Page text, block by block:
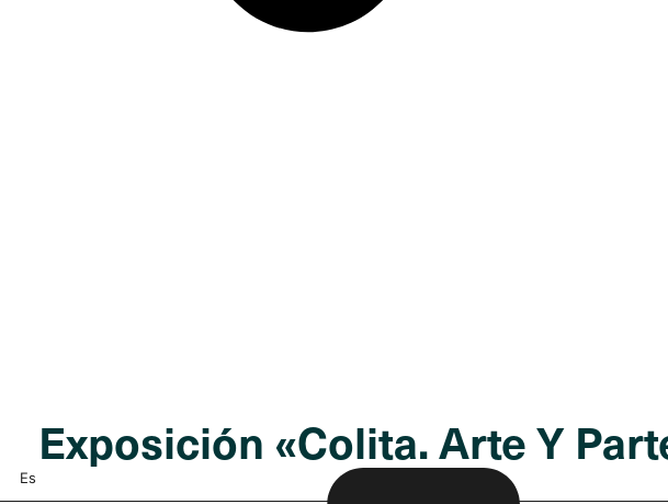
Es
Exposición «Colita. Arte Y